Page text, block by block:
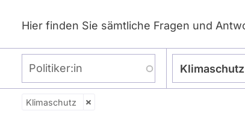
Hier finden Sie sämtliche Fragen und
Klimaschutz
Zeitraum
Klimaschutz